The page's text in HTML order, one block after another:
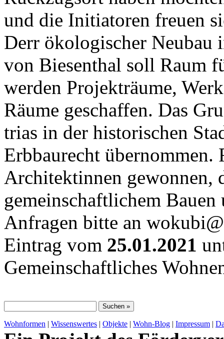
und die Initiatoren freuen
Derr ökologischer Neubau
von Biesenthal soll Raum
werden Projekträume,
Räume geschaffen. Das
trias in der historischen
Erbbaurecht übernommen.
Architektinnen gewonnen,
gemeinschaftlichem Bauen
Anfragen bitte an
Eintrag vom 25.01.2021
Gemeinschaftliches
Wohnformen | Wissenswertes | Objekte | Wohn-Blog | Impressum |